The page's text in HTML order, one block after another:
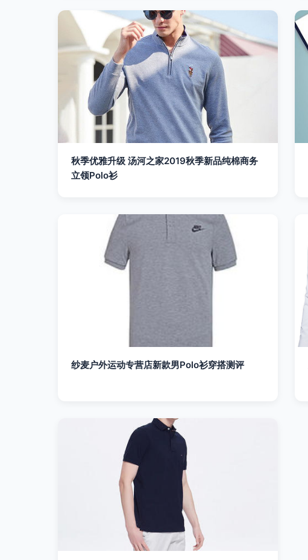
秋季优雅升级 汤河之家2019秋季新品纯棉商务
立领Polo衫
纱麦户外运动专营店新款男Polo衫穿搭测评